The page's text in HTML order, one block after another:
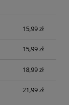
15,99 zł
15,99 zł
18,99 zł
21,99 zł